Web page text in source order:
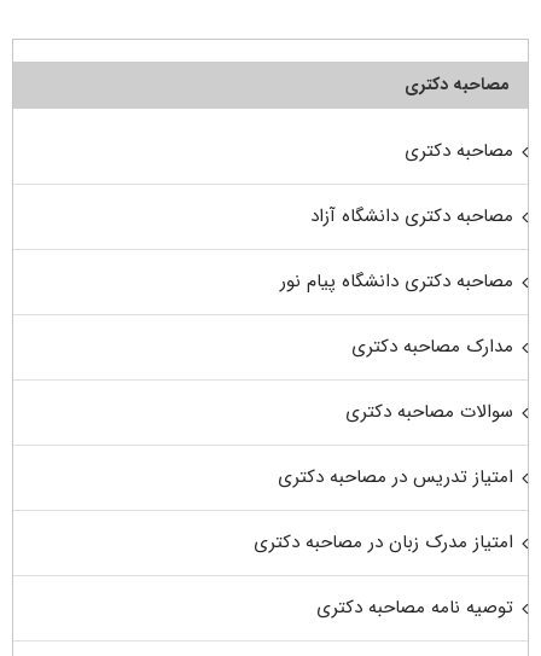
مصاحبه دکتری
مصاحبه دکتری
مصاحبه دکتری دانشگاه آزاد
مصاحبه دکتری دانشگاه پیام نور
مدارک مصاحبه دکتری
سوالات مصاحبه دکتری
امتیاز تدریس در مصاحبه دکتری
امتیاز مدرک زبان در مصاحبه دکتری
توصیه نامه مصاحبه دکتری